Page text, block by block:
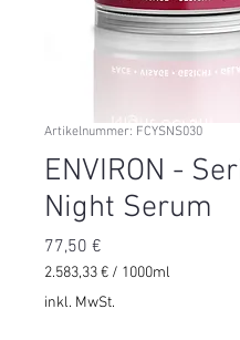
Artikelnummer: FCYSNS030
ENVIRON -
Night Serum
77,50 €
2.583,33 € / 1000ml
2.583,33 €
inkl. MwSt.